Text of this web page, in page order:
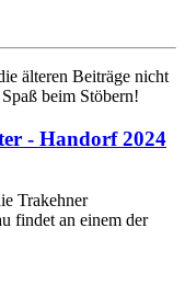
älteren Beiträge nicht
beim Stöbern!
- Handorf 2024
Trakehner
findet an einem der